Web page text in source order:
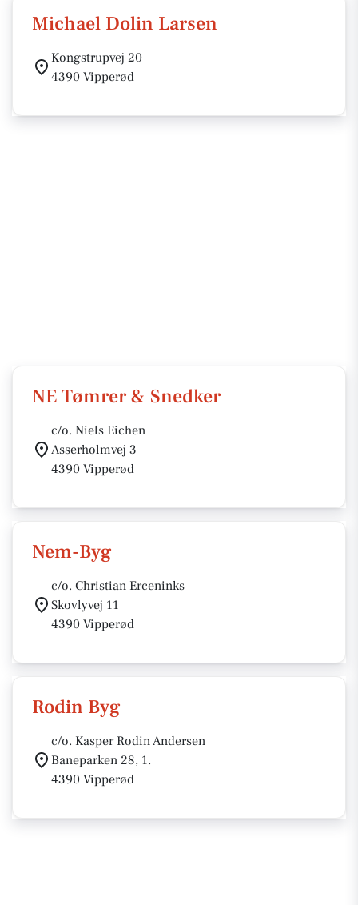
Michael Dolin Larsen
Kongstrupvej 20
4390 Vipperød
NE Tømrer & Snedker
c/o. Niels Eichen
Asserholmvej 3
4390 Vipperød
Nem-Byg
c/o. Christian Erceninks
Skovlyvej 11
4390 Vipperød
Rodin Byg
c/o. Kasper Rodin Andersen
Baneparken 28, 1.
4390 Vipperød